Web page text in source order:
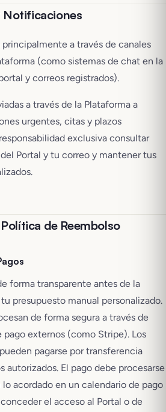
Notificaciones
a través de canales
(como sistemas de chat en la
y correos registrados).
a través de la Plataforma a
urgentes, citas y plazos
exclusiva consultar
Portal y tu correo y mantener tus
de Reembolso
forma transparente antes de la
presupuesto manual personalizado.
de forma segura a través de
pago externos (como Stripe). Los
pagarse por transferencia
autorizados. El pago debe procesarse
acordado en un calendario de pago
el acceso al Portal o de